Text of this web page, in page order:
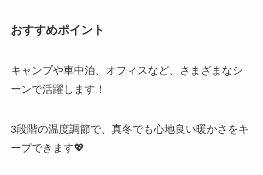
おすすめポイント
キャンプや車中泊、オフィスなど、さまざまなシ
ーンで活躍します！
3段階の温度調節で、真冬でも心地良い暖かさをキ
ープできます💖